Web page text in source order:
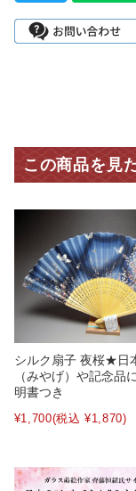
この商品を見
シルク扇子 夜桜★日
（みやげ）や記念品
明書つき
¥1,700(税込 ¥1,870)